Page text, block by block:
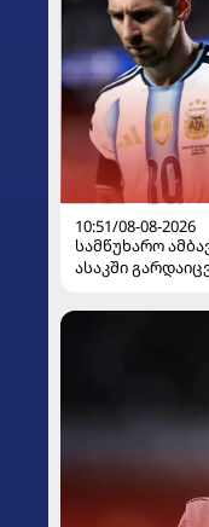
10:51/08-08-2026
სამწუხარო
ასაკში